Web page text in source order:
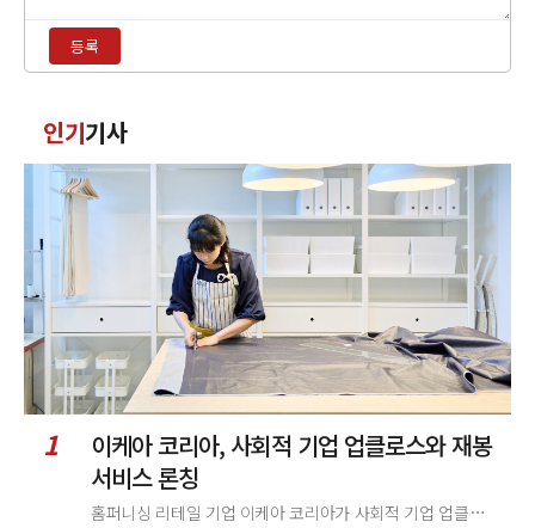
력
등록
글
인기기사
1
이케아 코리아, 사회적 기업 업클로스와 재봉
서비스 론칭
홈퍼니싱 리테일 기업 이케아 코리아가 사회적 기업 업클로스(Upcloth)와 협력해 재봉 서비스를 선보인다. 이번 협업은 이케